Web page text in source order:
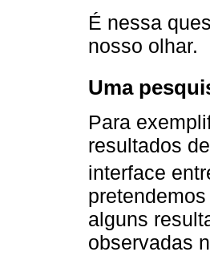
É nessa
nosso olhar.
Uma
Para
resultados
interface
alguns
observadas